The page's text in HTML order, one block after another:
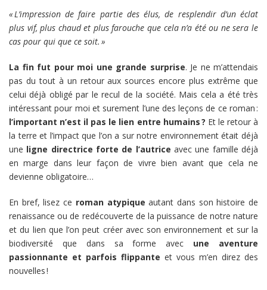
« L’impression de faire partie des élus, de resplendir d’un éclat
plus vif, plus chaud et plus farouche que cela n’a été ou ne sera le
cas pour qui que ce soit. »
La fin fut pour moi une grande surprise. Je ne m’attendais
pas du tout à un retour aux sources encore plus extrême que
celui déjà obligé par le recul de la société. Mais cela a été très
intéressant pour moi et surement l’une des leçons de ce roman :
l’important n’est il pas le lien entre humains ? Et le retour à
la terre et l’impact que l’on a sur notre environnement était déjà
une ligne directrice forte de l’autrice avec une famille déjà
en marge dans leur façon de vivre bien avant que cela ne
devienne obligatoire…
En bref, lisez ce roman atypique autant dans son histoire de
renaissance ou de redécouverte de la puissance de notre nature
et du lien que l’on peut créer avec son environnement et sur la
biodiversité que dans sa forme avec une aventure
passionnante et parfois flippante et vous m’en direz des
nouvelles !